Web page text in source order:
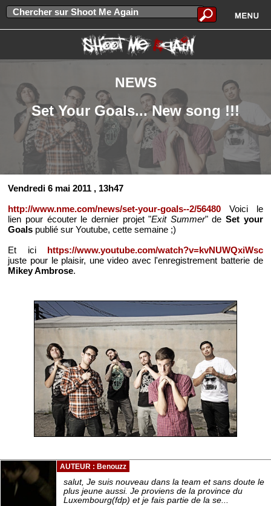
NEWS
Set Your Goals... New song !!!
Vendredi 6 mai 2011 , 13h47
http://www.nme.com/news/set-your-goals--2/56480 Voici le
lien pour écouter le dernier projet "Exit Summer" de Set your
Goals publié sur Youtube, cette semaine ;)
Et ici https://www.youtube.com/watch?v=kvNUWQxiWsc
juste pour le plaisir, une video avec l'enregistrement batterie de
Mikey Ambrose.
AUTEUR : Benouzz
salut, Je suis nouveau dans la team et sans doute le
plus jeune aussi. Je proviens de la province du
Luxembourg(fdp) et je fais partie de la se...